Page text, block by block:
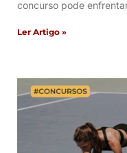
concurso pode
Ler Artigo »